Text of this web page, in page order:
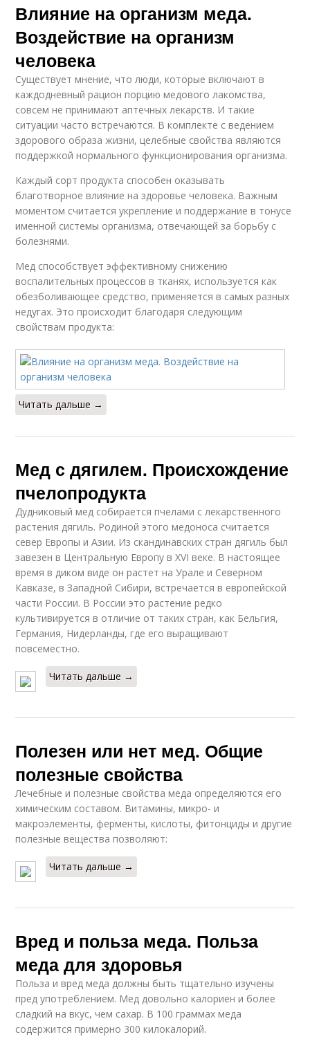
Влияние на организм меда.
Воздействие на организм
человека
Существует мнение, что люди, которые включают в
каждодневный рацион порцию медового лакомства,
совсем не принимают аптечных лекарств. И такие
ситуации часто встречаются. В комплекте с ведением
здорового образа жизни, целебные свойства являются
поддержкой нормального функционирования организма.
Каждый сорт продукта способен оказывать
благотворное влияние на здоровье человека. Важным
моментом считается укрепление и поддержание в тонусе
именной системы организма, отвечающей за борьбу с
болезнями.
Мед способствует эффективному снижению
воспалительных процессов в тканях, используется как
обезболивающее средство, применяется в самых разных
недугах. Это происходит благодаря следующим
свойствам продукта:
Читать дальше →
Мед с дягилем. Происхождение
пчелопродукта
Дудниковый мед собирается пчелами с лекарственного
растения дягиль. Родиной этого медоноса считается
север Европы и Азии. Из скандинавских стран дягиль был
завезен в Центральную Европу в XVI веке. В настоящее
время в диком виде он растет на Урале и Северном
Кавказе, в Западной Сибири, встречается в европейской
части России. В России это растение редко
культивируется в отличие от таких стран, как Бельгия,
Германия, Нидерланды, где его выращивают
повсеместно.
Читать дальше →
Полезен или нет мед. Общие
полезные свойства
Лечебные и полезные свойства меда определяются его
химическим составом. Витамины, микро- и
макроэлементы, ферменты, кислоты, фитонциды и другие
полезные вещества позволяют:
Читать дальше →
Вред и польза меда. Польза
меда для здоровья
Польза и вред меда должны быть тщательно изучены
пред употреблением. Мед довольно калориен и более
сладкий на вкус, чем сахар. В 100 граммах меда
содержится примерно 300 килокалорий.